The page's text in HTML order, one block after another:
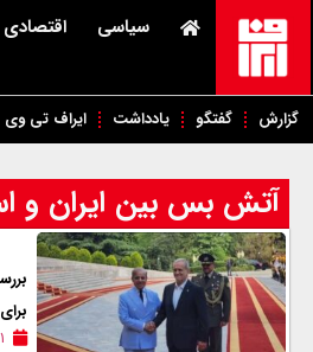
سیاسی اقتصادی
گزارش گفتگو یادداشت ایراف تی وی
آتش بس بین ایران و
۱۱